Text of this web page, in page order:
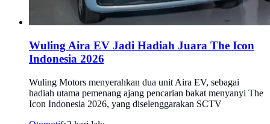
Wuling Aira EV Jadi Hadiah Juara The Icon
Indonesia 2026
Wuling Motors menyerahkan dua unit Aira EV, sebagai
hadiah utama pemenang ajang pencarian bakat menyanyi The
Icon Indonesia 2026, yang diselenggarakan SCTV